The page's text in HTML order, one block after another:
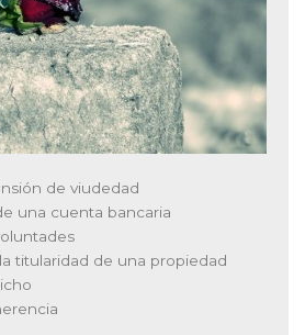
de viudedad
una cuenta bancaria
titularidad de una propiedad